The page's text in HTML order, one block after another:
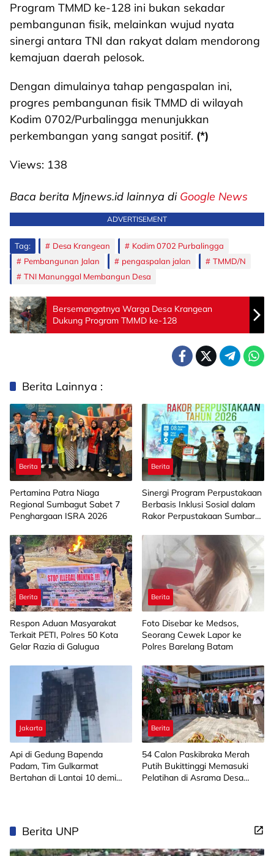
Program TMMD ke-128 ini bukan sekadar
pembangunan fisik, melainkan wujud nyata
sinergi antara TNI dan rakyat dalam mendorong
kemajuan daerah pelosok.
Dengan dimulainya tahap pengaspalan ini,
progres pembangunan fisik TMMD di wilayah
Kodim 0702/Purbalingga menunjukkan
perkembangan yang sangat positif. (*)
Views: 138
Baca berita Mjnews.id lainnya di Google News
ADVERTISEMENT
Tag: Desa Krangean
Kodim 0702 Purbalingga
Pembangunan Jalan
pengaspalan jalan
TMMD/N
TNI Manunggal Membangun Desa
Bersemangatnya Warga Desa Krangean
Dukung Program TMMD ke-128
Berita Lainnya :
Berita
Pertamina Patra Niaga
Regional Sumbagut Sabet 7
Penghargaan ISRA 2026
Berita
Sinergi Program Perpustakaan
Berbasis Inklusi Sosial dalam
Rakor Perpustakaan Sumbar
Berita
Respon Aduan Masyarakat
Terkait PETI, Polres 50 Kota
Gelar Razia di Galugua
Berita
Foto Disebar ke Medsos,
Seorang Cewek Lapor ke
Polres Barelang Batam
Jakarta
Api di Gedung Bapenda
Padam, Tim Gulkarmat
Bertahan di Lantai 10 demi
Berita
‎54 Calon Paskibraka Merah
Putih Bukittinggi Memasuki
Pelatihan di Asrama Desa
Berita UNP